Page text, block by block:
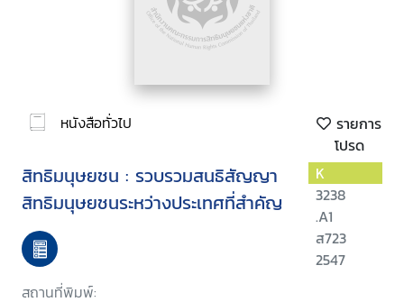
หนังสือทั่วไป
รายการ
โปรด
สิทธิมนุษยชน : รวบรวมสนธิสัญญา
สิทธิมนุษยชนระหว่างประเทศที่สำคัญ
สถานที่พิมพ์:
K
3238
.A1
ส723
2547